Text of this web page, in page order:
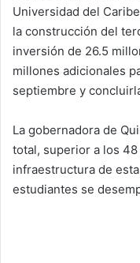
Universidad del
la construcción del
inversión de 26.5
millones adicionales
septiembre y
La gobernadora de
total, superior a los
infraestructura de
estudiantes se